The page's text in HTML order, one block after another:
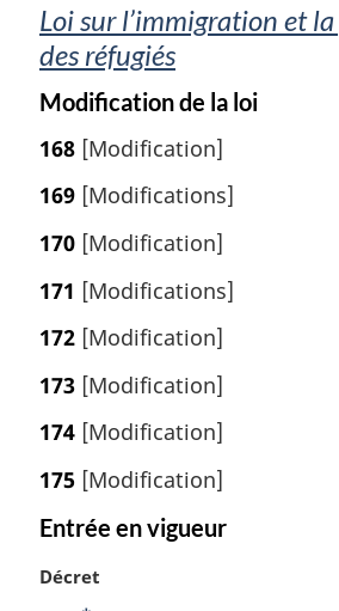
Loi sur l’immigration et
des réfugiés
Modification de la loi
168 [Modification]
169 [Modifications]
170 [Modification]
171 [Modifications]
172 [Modification]
173 [Modification]
174 [Modification]
175 [Modification]
Entrée en vigueur
N
Décret